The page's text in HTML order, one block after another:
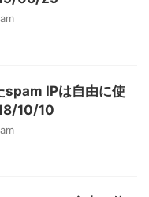
spam IPは自由に使
10/10